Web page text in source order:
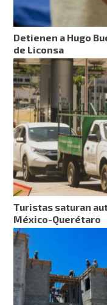
Detienen a Hugo
de Liconsa
Turistas saturan
México-Querétaro